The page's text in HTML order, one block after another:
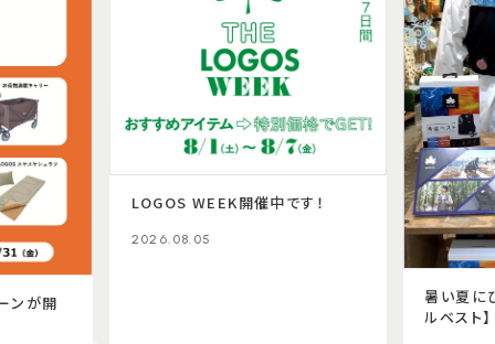
ンが開
LOGOS WEEK開催中です！
2026.08.05
暑い夏に
ルベスト】